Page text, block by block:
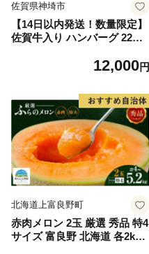
佐賀県神埼市
【14日以内発送！数量限定】
佐賀牛入り ハンバーグ 22個
毛和牛 ブランド牛 九州 ハン
(H083106)
12,000円
北海道上富良野町
赤肉メロン 2玉 厳選 秀品 特4
サイズ 富良野 北海道 各2kg